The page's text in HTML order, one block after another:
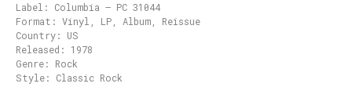
Label: Columbia – PC 31044
Format: Vinyl, LP, Album, Reissue
Country: US
Released: 1978
Genre: Rock
Style: Classic Rock